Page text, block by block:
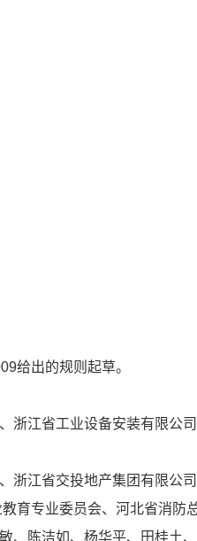
给出的规则起草。
浙江省工业设备安装有限公
浙江省交投地产集团有限公
育专业委员会、河北省消防总
陈洁如、杨华平、田桂土